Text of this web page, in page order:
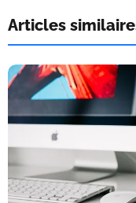
Articles